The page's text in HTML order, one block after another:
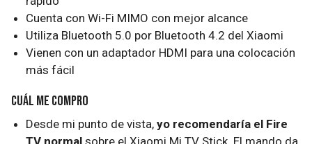
Cuenta con Wi-Fi MIMO con mejor alcance
Utiliza Bluetooth 5.0 por Bluetooth 4.2 del Xiaomi
Vienen con un adaptador HDMI para una colocación
más fácil
Cuál me compro
Desde mi punto de vista,yo recomendaría el Fire
TV normal sobre el Xiaomi Mi TV Stick. El mando da